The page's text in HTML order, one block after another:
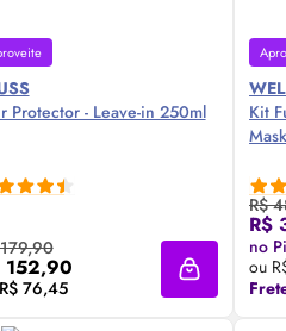
sacola
Protector - Leave-in 250ml
152,90
76,45
Compre Agora ❯
Adicionar à
Kit
R$
R$
no
ou